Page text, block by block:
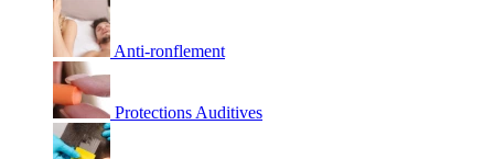
Anti-ronflement
Protections Auditives